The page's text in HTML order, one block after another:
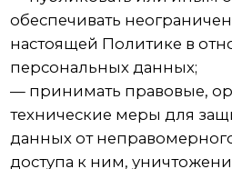
сведения о другом субъекте
данных без согласия последнего,
законодательством РФ.
5. Принципы обработки
5.1. Обработка персональных данных
осуществляется на законной и